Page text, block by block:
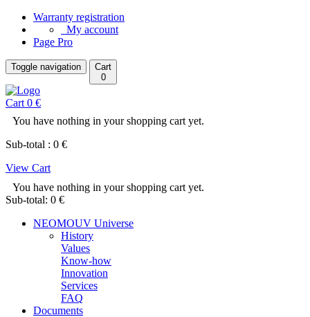
Warranty registration
My account
Page Pro
Toggle navigation
Cart
0
Cart 0 €
You have nothing in your shopping cart yet.
Sub-total : 0 €
View Cart
You have nothing in your shopping cart yet.
Sub-total: 0 €
NEOMOUV Universe
History
Values
Know-how
Innovation
Services
FAQ
Documents